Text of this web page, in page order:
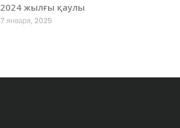
2024 жылғы қаулы
7 января, 2025